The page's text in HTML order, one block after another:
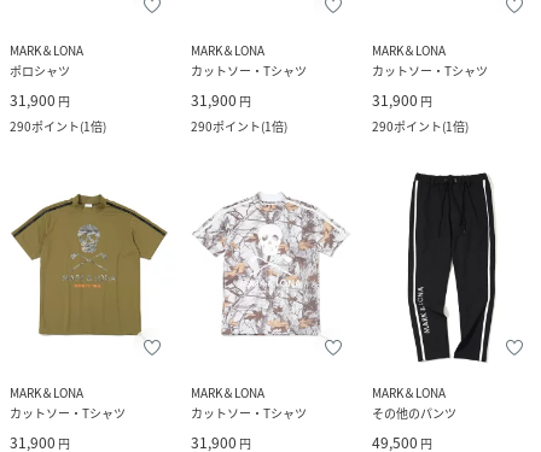
MARK＆LONA
ポロシャツ
31,900 円
290ポイント(1倍)
MARK＆LONA
カットソー・Tシャツ
31,900 円
290ポイント(1倍)
MARK＆LONA
カットソー・Tシャツ
31,900 円
290ポイント(1倍)
MARK＆LONA
カットソー・Tシャツ
31,900 円
MARK＆LONA
カットソー・Tシャツ
31,900 円
MARK＆LONA
その他のパンツ
49,500 円